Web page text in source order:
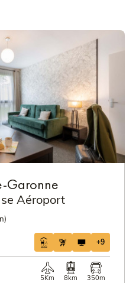
Garonne
Aéroport
+9
5Km 8km 350m